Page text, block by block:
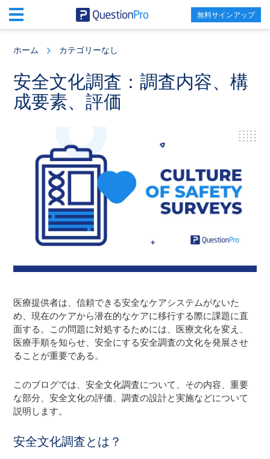
content
sidebar
無料サインアップ
ホーム カテゴリーなし
安全文化調査：調査内容、構
成要素、評価
医療提供者は、信頼できる安全なケアシステムがないた
め、現在のケアから潜在的なケアに移行する際に課題に直
面する。この問題に対処するためには、医療文化を変え、
医療手順を知らせ、安全にする安全調査の文化を発展させ
ることが重要である。
このブログでは、安全文化調査について、その内容、重要
な部分、安全文化の評価、調査の設計と実施などについて
説明します。
安全文化調査とは？